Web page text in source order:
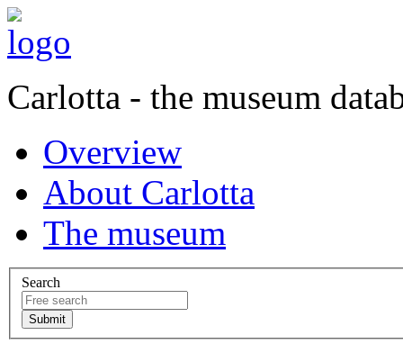
Carlotta - the museum
Overview
About Carlotta
The museum
Search